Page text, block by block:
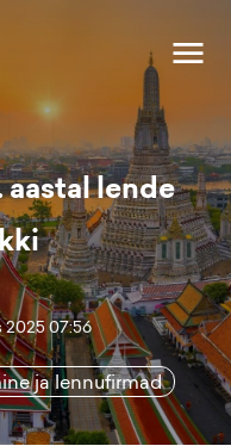
aastal lende
2025 07:56
ja lennufirmad